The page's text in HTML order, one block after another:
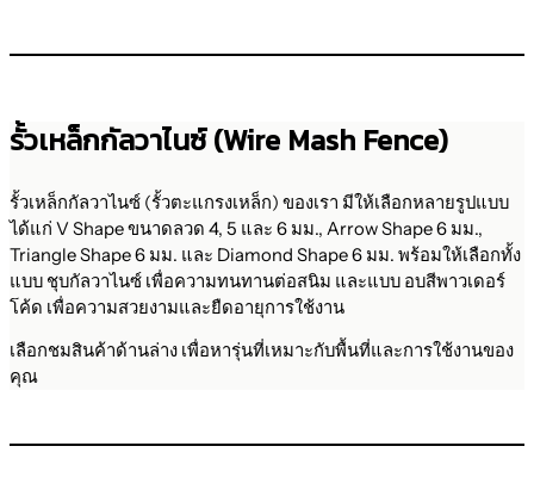
รั้วเหล็กกัลวาไนซ์ (Wire Mash Fence)
รั้วเหล็กกัลวาไนซ์ (รั้วตะแกรงเหล็ก) ของเรา มีให้เลือกหลายรูปแบบ
ได้แก่ V Shape ขนาดลวด 4, 5 และ 6 มม., Arrow Shape 6 มม.,
Triangle Shape 6 มม. และ Diamond Shape 6 มม. พร้อมให้เลือกทั้ง
แบบ ชุบกัลวาไนซ์ เพื่อความทนทานต่อสนิม และแบบ อบสีพาวเดอร์
โค้ด เพื่อความสวยงามและยืดอายุการใช้งาน
เลือกชมสินค้าด้านล่าง เพื่อหารุ่นที่เหมาะกับพื้นที่และการใช้งานของ
คุณ